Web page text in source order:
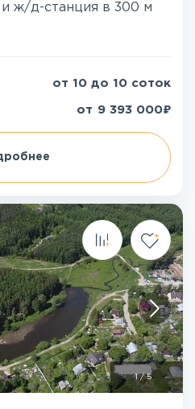
и ж/д-станция в 300 м
от 10 до 10 соток
от 9 393 000₽
1/5